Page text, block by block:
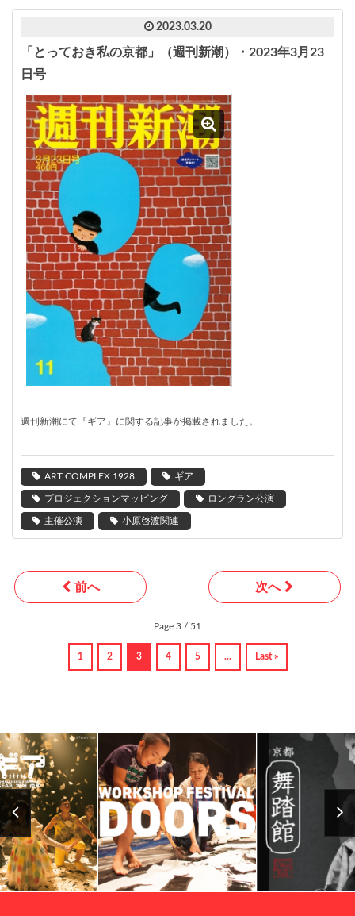
2023.03.20
「とっておき私の京都」（週刊新潮）・2023年3月23
日号
週刊新潮にて 『ギア』に関する記事が掲載されました。
ART COMPLEX 1928 ギア
プロジェクションマッピング ロングラン公演
主催公演 小原啓渡関連
Page 3 / 51
前へ
1 2 3 4 5 ...
次へ
Last »